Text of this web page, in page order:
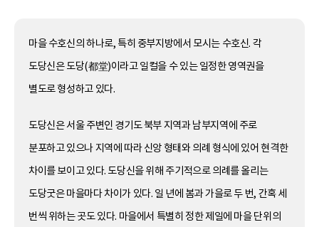
마을 수호신의 하나로, 특히 중부지방에서 모시는 수호신. 각
도당신은 도당(都堂)이라고 일컬을 수 있는 일정한 영역권을
별도로 형성하고 있다.
도당신은 서울 주변인 경기도 북부 지역과 남부지역에 주로
분포하고 있으나 지역에 따라 신앙 형태와 의례 형식에 있어 현격한
차이를 보이고 있다. 도당신을 위해 주기적으로 의례를 올리는
도당굿은 마을마다 차이가 있다. 일 년에 봄과 가을로 두 번, 간혹 세
번씩 위하는 곳도 있다. 마을에서 특별히 정한 제일에 마을 단위의